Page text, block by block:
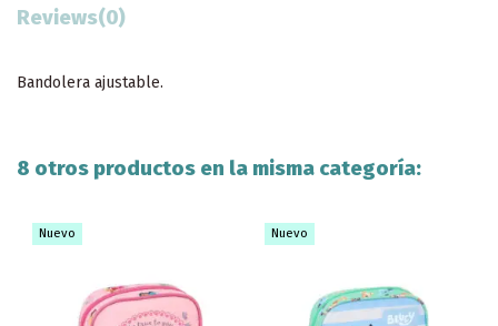
Reviews(0)
Bandolera ajustable.
8 otros productos en la misma categoría:
Nuevo Nuevo